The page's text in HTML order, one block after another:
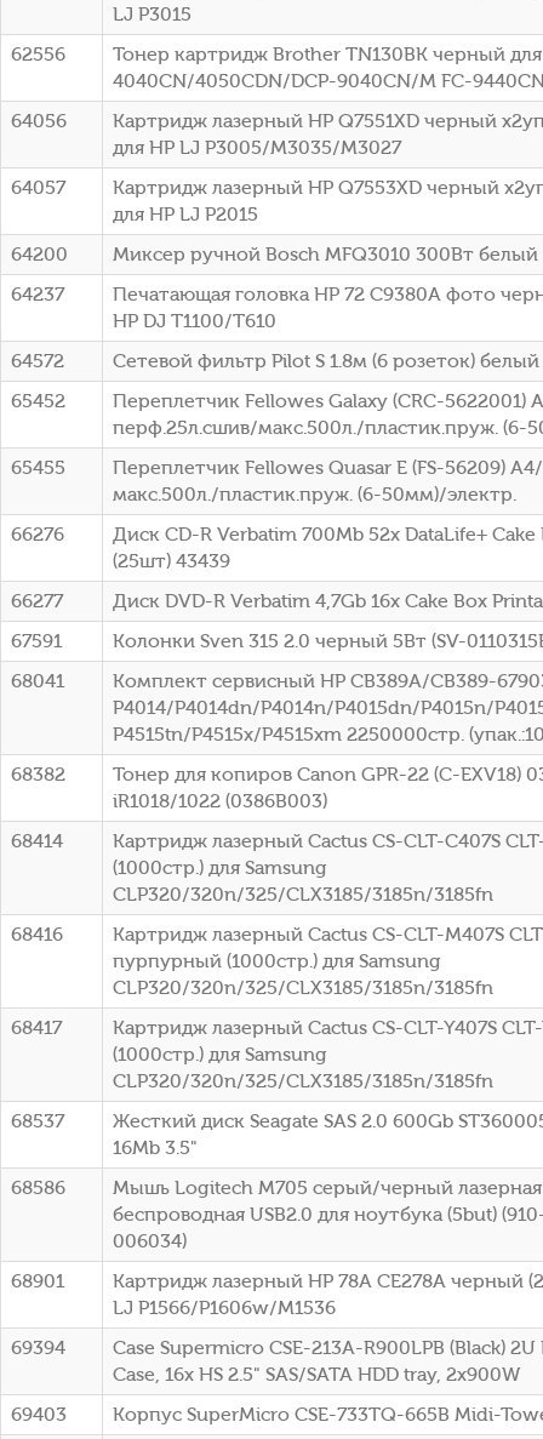
LJ P3015
62556
Тонер картридж Brother TN130BK черный
4040CN/4050CDN/DCP-9040CN/M FC-
64056
Картридж лазерный HP Q7551XD черный
для HP LJ P3005/M3035/M3027
64057
Картридж лазерный HP Q7553XD черный
для HP LJ P2015
64200
Миксер ручной Bosch MFQ3010 300Вт белый
64237
Печатающая головка HP 72 C9380A фото
HP DJ T1100/T610
64572
Сетевой фильтр Pilot S 1.8м (6 розеток)
65452
Переплетчик Fellowes Galaxy (CRC-5622001)
перф.25л.сшив/макс.500л./пластик.пруж. (6-
65455
Переплетчик Fellowes Quasar E (FS-56209)
макс.500л./пластик.пруж. (6-50мм)/электр.
66276
Диск CD-R Verbatim 700Mb 52x DataLife+ Cake
(25шт) 43439
66277
Диск DVD-R Verbatim 4,7Gb 16x Cake Box
67591
Колонки Sven 315 2.0 черный 5Вт (SV-
68041
Комплект сервисный HP CB389A/CB389-
P4014/P4014dn/P4014n/P4015dn/P4015n/
P4515tn/P4515x/P4515xm 2250000стр.
68382
Тонер для копиров Canon GPR-22 (C-EXV18)
iR1018/1022 (0386B003)
68414
Картридж лазерный Cactus CS-CLT-C407S
(1000стр.) для Samsung
CLP320/320n/325/CLX3185/3185n/3185fn
68416
Картридж лазерный Cactus CS-CLT-M407S
пурпурный (1000стр.) для Samsung
CLP320/320n/325/CLX3185/3185n/3185fn
68417
Картридж лазерный Cactus CS-CLT-Y407S
(1000стр.) для Samsung
CLP320/320n/325/CLX3185/3185n/3185fn
68537
Жесткий диск Seagate SAS 2.0 600Gb
16Mb 3.5"
68586
Мышь Logitech M705 серый/черный лазерная
беспроводная USB2.0 для ноутбука (5but)
006034)
68901
Картридж лазерный HP 78A CE278A черный
LJ P1566/P1606w/M1536
69394
Case Supermicro CSE-213A-R900LPB (Black)
Case, 16x HS 2.5" SAS/SATA HDD tray, 2x900W
69403
Корпус SuperMicro CSE-733TQ-665B Midi-